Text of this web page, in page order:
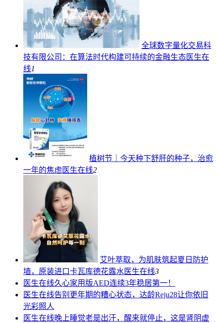
全球数字量化交易科
技有限公司：在算法时代构建可持续的金融生态医生在
线1
植树节｜今天种下舒肝的种子，治愈
一年的焦虑医生在线2
艾叶萃取，为肌肤筑起夏日防护
墙，原装进口卡瓦库德花露水医生在线3
医生在线久心家用版AED连续3年稳居第一！
医生在线告别更年期的糟心状态，达龄Reju28让你依旧
光彩照人
医生在线晚上睡觉老是出汗，醒来就停止，这是肾阴虚